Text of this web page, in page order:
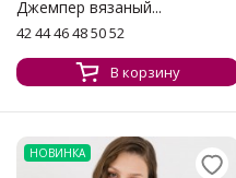
Джемпер вязаный...
42 44 46 48 50 52
В корзину
НОВИНКА